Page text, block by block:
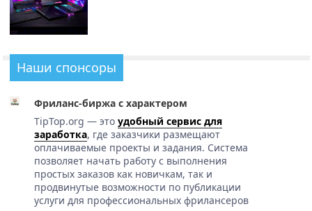
Наши спонсоры
Фриланс-биржа с характером
TipTop.org — это удобный сервис для
заработка, где заказчики размещают
оплачиваемые проекты и задания. Система
позволяет начать работу с выполнения
простых заказов как новичкам, так и
продвинутые возможности по публикации
услуги для профессиональных фрилансеров